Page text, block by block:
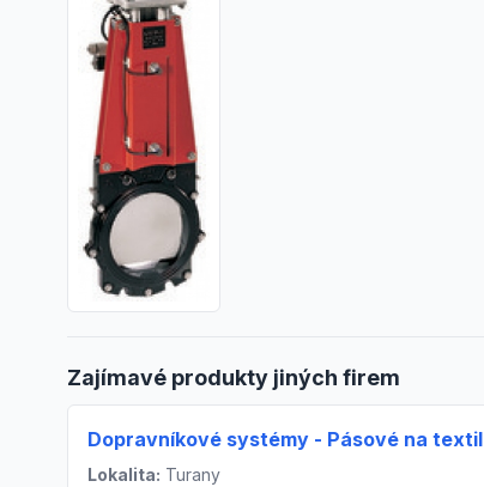
Zajímavé produkty jiných firem
Dopravníkové systémy - Pásové na textil
Lokalita: Turany